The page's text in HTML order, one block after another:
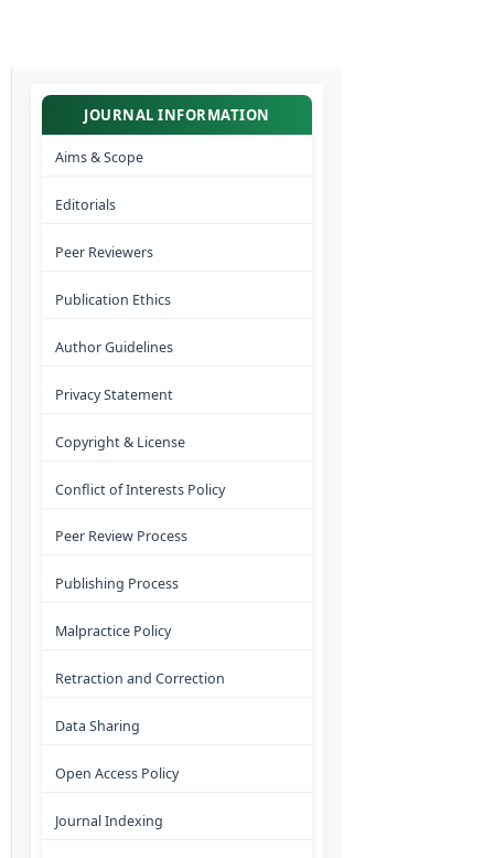
JOURNAL INFORMATION
Aims & Scope
Editorials
Peer Reviewers
Publication Ethics
Author Guidelines
Privacy Statement
Copyright & License
Conflict of Interests Policy
Peer Review Process
Publishing Process
Malpractice Policy
Retraction and Correction
Data Sharing
Open Access Policy
Journal Indexing